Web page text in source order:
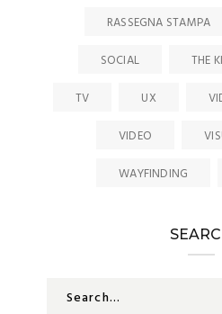
RASSEGNA STAMPA
SOCIAL
THE
TV
UX
VIDEO
WAYFINDING